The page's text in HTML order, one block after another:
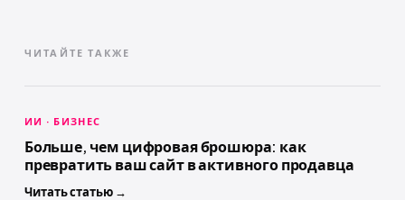
ЧИТАЙТЕ ТАКЖЕ
ИИ · БИЗНЕС
Больше, чем цифровая брошюра: как
превратить ваш сайт в активного продавца
Читать статью →